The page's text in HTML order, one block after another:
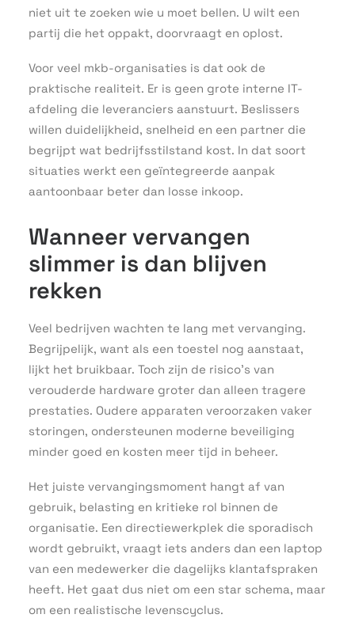
niet uit te zoeken wie u moet bellen. U wilt een
partij die het oppakt, doorvraagt en oplost.
Voor veel mkb-organisaties is dat ook de
praktische realiteit. Er is geen grote interne IT-
afdeling die leveranciers aanstuurt. Beslissers
willen duidelijkheid, snelheid en een partner die
begrijpt wat bedrijfsstilstand kost. In dat soort
situaties werkt een geïntegreerde aanpak
aantoonbaar beter dan losse inkoop.
Wanneer vervangen
slimmer is dan blijven
rekken
Veel bedrijven wachten te lang met vervanging.
Begrijpelijk, want als een toestel nog aanstaat,
lijkt het bruikbaar. Toch zijn de risico’s van
verouderde hardware groter dan alleen tragere
prestaties. Oudere apparaten veroorzaken vaker
storingen, ondersteunen moderne beveiliging
minder goed en kosten meer tijd in beheer.
Het juiste vervangingsmoment hangt af van
gebruik, belasting en kritieke rol binnen de
organisatie. Een directiewerkplek die sporadisch
wordt gebruikt, vraagt iets anders dan een laptop
van een medewerker die dagelijks klantafspraken
heeft. Het gaat dus niet om een star schema, maar
om een realistische levenscyclus.